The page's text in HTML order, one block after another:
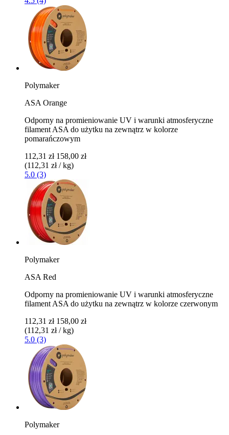
Polymaker
ASA Orange
Odporny na promieniowanie UV i warunki atmosferyczne
filament ASA do użytku na zewnątrz w kolorze
pomarańczowym
112,31 zł 158,00 zł
(112,31 zł / kg)
5.0 (3)
Polymaker
ASA Red
Odporny na promieniowanie UV i warunki atmosferyczne
filament ASA do użytku na zewnątrz w kolorze czerwonym
112,31 zł 158,00 zł
(112,31 zł / kg)
5.0 (3)
Polymaker